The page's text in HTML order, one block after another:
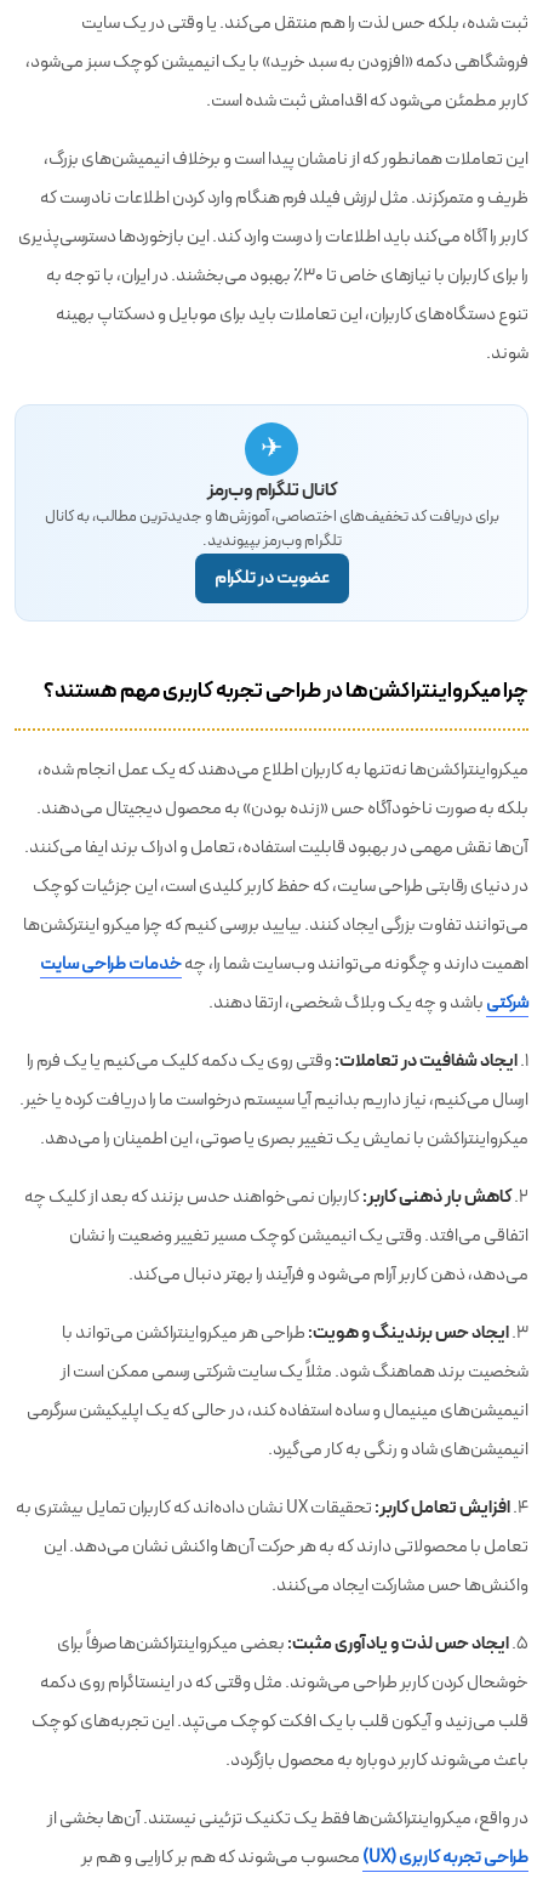
ثبت شده، بلکه حس لذت را هم منتقل می‌کند. یا وقتی در یک سایت
فروشگاهی دکمه «افزودن به سبد خرید» با یک انیمیشن کوچک سبز می‌شود،
کاربر مطمئن می‌شود که اقدامش ثبت شده است.
این تعاملات همانطور که از نامشان پیدا است و برخلاف انیمیشن‌های بزرگ،
ظریف و متمرکزند. مثل لرزش فیلد فرم هنگام وارد کردن اطلاعات نادرست که
کاربر را آگاه می‌کند باید اطلاعات را درست وارد کند. این بازخوردها دسترسی‌پذیری
را برای کاربران با نیازهای خاص تا ۳۰٪ بهبود می‌بخشند. در ایران، با توجه به
تنوع دستگاه‌های کاربران، این تعاملات باید برای موبایل و دسکتاپ بهینه
شوند.
✈
کانال تلگرام وب‌رمز
برای دریافت کد تخفیف‌های اختصاصی، آموزش‌ها و جدیدترین مطالب، به کانال
تلگرام وب‌رمز بپیوندید.
عضویت در تلگرام
چرا میکرواینتراکشن‌ها در طراحی تجربه کاربری مهم هستند؟
میکرواینتراکشن‌ها نه‌تنها به کاربران اطلاع می‌دهند که یک عمل انجام شده،
بلکه به صورت ناخودآگاه حس «زنده بودن» به محصول دیجیتال می‌دهند.
آن‌ها نقش مهمی در بهبود قابلیت استفاده، تعامل و ادراک برند ایفا می‌کنند.
در دنیای رقابتی طراحی سایت، که حفظ کاربر کلیدی است، این جزئیات کوچک
می‌توانند تفاوت بزرگی ایجاد کنند. بیایید بررسی کنیم که چرا میکرو اینترکشن‌ها
اهمیت دارند و چگونه می‌توانند وب‌سایت شما را، چهخدمات طراحی سایت
شرکتیباشد و چه یک وبلاگ شخصی، ارتقا دهند.
۱. ایجاد شفافیت در تعاملات:وقتی روی یک دکمه کلیک می‌کنیم یا یک فرم را
ارسال می‌کنیم، نیاز داریم بدانیم آیا سیستم درخواست ما را دریافت کرده یا خیر.
میکرواینتراکشن با نمایش یک تغییر بصری یا صوتی، این اطمینان را می‌دهد.
۲. کاهش بار ذهنی کاربر:کاربران نمی‌خواهند حدس بزنند که بعد از کلیک چه
اتفاقی می‌افتد. وقتی یک انیمیشن کوچک مسیر تغییر وضعیت را نشان
می‌دهد، ذهن کاربر آرام می‌شود و فرآیند را بهتر دنبال می‌کند.
۳. ایجاد حس برندینگ و هویت:طراحی هر میکرواینتراکشن می‌تواند با
شخصیت برند هماهنگ شود. مثلاً یک سایت شرکتی رسمی ممکن است از
انیمیشن‌های مینیمال و ساده استفاده کند، در حالی که یک اپلیکیشن سرگرمی
انیمیشن‌های شاد و رنگی به کار می‌گیرد.
۴. افزایش تعامل کاربر:
تحقیقات UX نشان داده‌اند که کاربران تمایل بیشتری به
تعامل با محصولاتی دارند که به هر حرکت آن‌ها واکنش نشان می‌دهد. این
واکنش‌ها حس مشارکت ایجاد می‌کنند.
۵. ایجاد حس لذت و یادآوری مثبت:بعضی میکرواینتراکشن‌ها صرفاً برای
خوشحال کردن کاربر طراحی می‌شوند. مثل وقتی که در اینستاگرام روی دکمه
قلب می‌زنید و آیکون قلب با یک افکت کوچک می‌تپد. این تجربه‌های کوچک
باعث می‌شوند کاربر دوباره به محصول بازگردد.
در واقع، میکرواینتراکشن‌ها فقط یک تکنیک تزئینی نیستند. آن‌ها بخشی از
طراحی تجربه کاربری (UX)
محسوب می‌شوند که هم بر کارایی و هم بر